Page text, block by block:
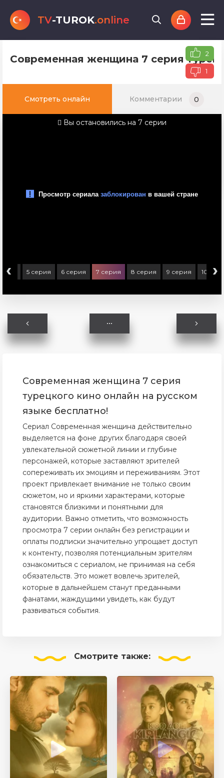
TV-TUROK.online
Современная женщина 7 серия 2
1
Смотреть онлайн Комментарии 0
Вы остановились на 7 серии
‹ 5 серия 6 серия 7 серия 8 серия 9 серия 10 ›
Современная женщина 7 серия
турецкого кино онлайн на русском
языке бесплатно!
Сериал Современная женщина действительно
выделяется на фоне других благодаря своей
увлекательной сюжетной линии и глубине
персонажей, которые заставляют зрителей
сопереживать их эмоциям и переживаниям. Этот
проект привлекает внимание не только своим
сюжетом, но и яркими характерами, которые
становятся близкими и понятными для
аудитории. Важно отметить, что возможность
просмотра 7 серии онлайн без регистрации и
оплаты подписки значительно упрощает доступ
к контенту, позволяя потенциальным зрителям
ознакомиться с сериалом, не принимая на себя
обязательств. Это может вовлечь зрителей,
которые в дальнейшем станут преданными
фанатами, жаждущими увидеть, как будут
развиваться события.
Смотрите также: